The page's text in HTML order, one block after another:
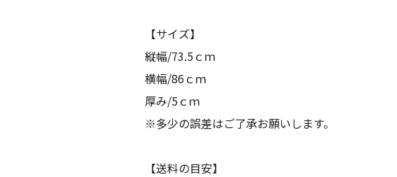
【サイズ】
縦幅/73.5ｃｍ
横幅/86ｃｍ
厚み/5ｃｍ
※多少の誤差はご了承お願いします。
【送料の目安】